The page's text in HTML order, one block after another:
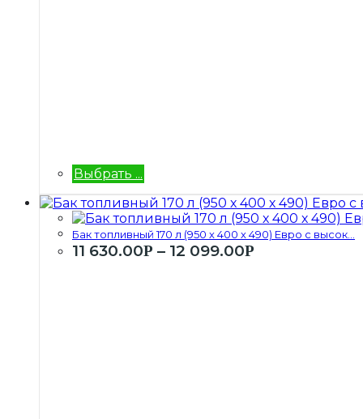
Выбрать ...
Бак топливный 170 л (950 х 400 х 490) Евро с высок...
11 630.00Р – 12 099.00Р